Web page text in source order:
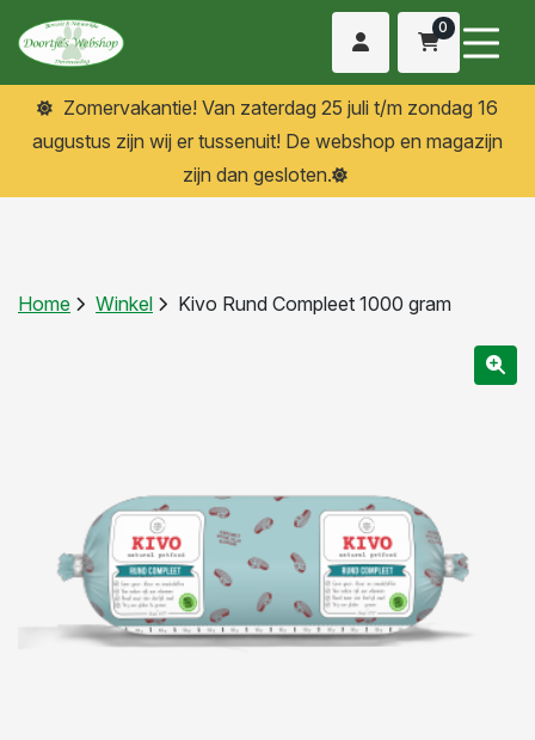
0
Zomervakantie! Van zaterdag 25 juli t/m zondag 16
augustus zijn wij er tussenuit! De webshop en magazijn
zijn dan gesloten.
Home Winkel Kivo Rund Compleet 1000 gram